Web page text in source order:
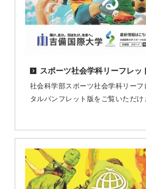
スポーツ社会学科リーフレッ
社会科学部スポーツ社会学科リーフ
タルパンフレット版をご覧いただけ